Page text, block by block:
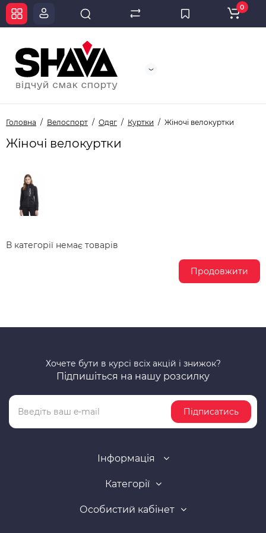
0
Головна Велоспорт Одяг Куртки Жіночі велокуртки
Жіночі велокуртки
В категорії немає товарів
Продовжити
Хочете бути в курсі всіх акцій і знижок?
Підпишіться на нашу розсилку
Підписатись
Інформація
Категорії
Особистий кабінет